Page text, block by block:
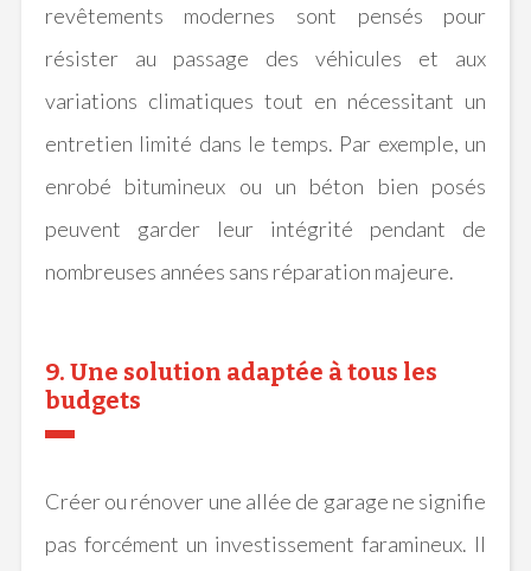
revêtements modernes sont pensés pour
résister au passage des véhicules et aux
variations climatiques tout en nécessitant un
entretien limité dans le temps. Par exemple, un
enrobé bitumineux ou un béton bien posés
peuvent garder leur intégrité pendant de
nombreuses années sans réparation majeure.
9. Une solution adaptée à tous les
budgets
Créer ou rénover une allée de garage ne signifie
pas forcément un investissement faramineux. Il